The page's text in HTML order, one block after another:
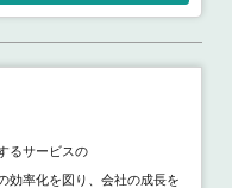
るサービスの
効率化を図り、会社の成長を